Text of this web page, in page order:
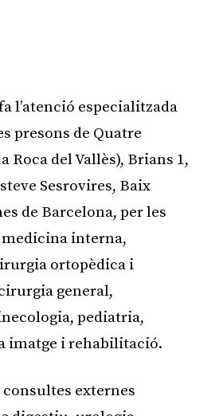
l’atenció especialitzada
presons de Quatre
Roca del Vallès), Brians 1,
Sesrovires, Baix
de Barcelona, per les
interna,
ortopèdica i
general,
pediatria,
imatge i rehabilitació.
consultes externes